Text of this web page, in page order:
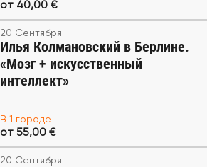
от 40,00 €
20 Сентября
Илья Колмановский в Берлине.
«Мозг + искусственный
интеллект»
В 1 городе
от 55,00 €
20 Сентября